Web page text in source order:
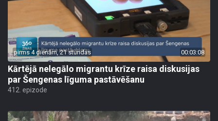
pirms 4 dienām, 21 stundas 00:03:08
Kārtējā nelegālo migrantu krīze raisa diskusijas
par Šengenas līguma pastāvēšanu
412. epizode